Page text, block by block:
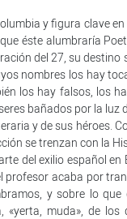
y figura clave
éste alumbraría
del 27, su destino
nombres los hay
los hay falsos, los
bañados por la luz
y de sus héroes.
se trenzan con la
del exilio español en
profesor acaba por
y sobre lo que
«yerta, muda», de los